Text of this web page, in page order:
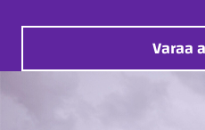
Varaa